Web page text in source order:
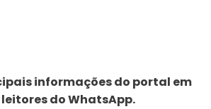
informações do portal em
do WhatsApp.